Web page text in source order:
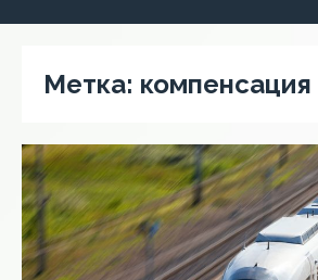
Метка: